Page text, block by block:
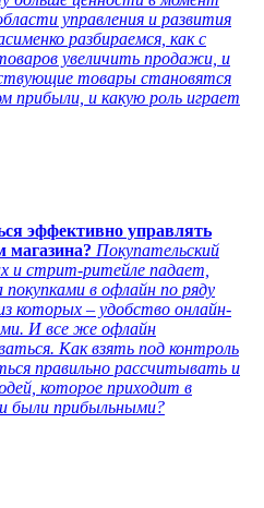
управления и развития
разбираемся, как с
увеличить продажи, и
товары становятся
прибыли, и какую роль играет
эффективно управлять
магазина? Покупательский
и стрит-ритейле падает,
в офлайн по ряду
которых – удобство онлайн-
И все же офлайн
Как взять под контроль
правильно рассчитывать и
которое приходит в
были прибыльными?